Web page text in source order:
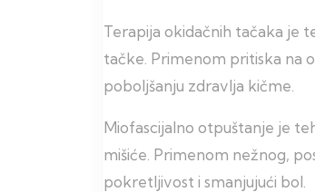
Terapija okidačnih tačaka je
tačke. Primenom pritiska na
poboljšanju zdravlja kičme.
Miofascijalno otpuštanje je
mišiće. Primenom nežnog,
pokretljivost i smanjujući bol.